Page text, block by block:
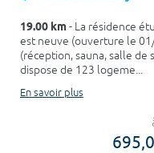
19.00 km- La résidence
est neuve (ouverture le
(réception, sauna, salle
dispose de 123 logeme...
En savoir plus